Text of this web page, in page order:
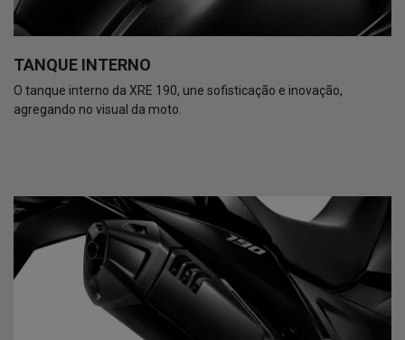
TANQUE INTERNO
O tanque interno da XRE 190, une sofisticação e inovação,
agregando no visual da moto.